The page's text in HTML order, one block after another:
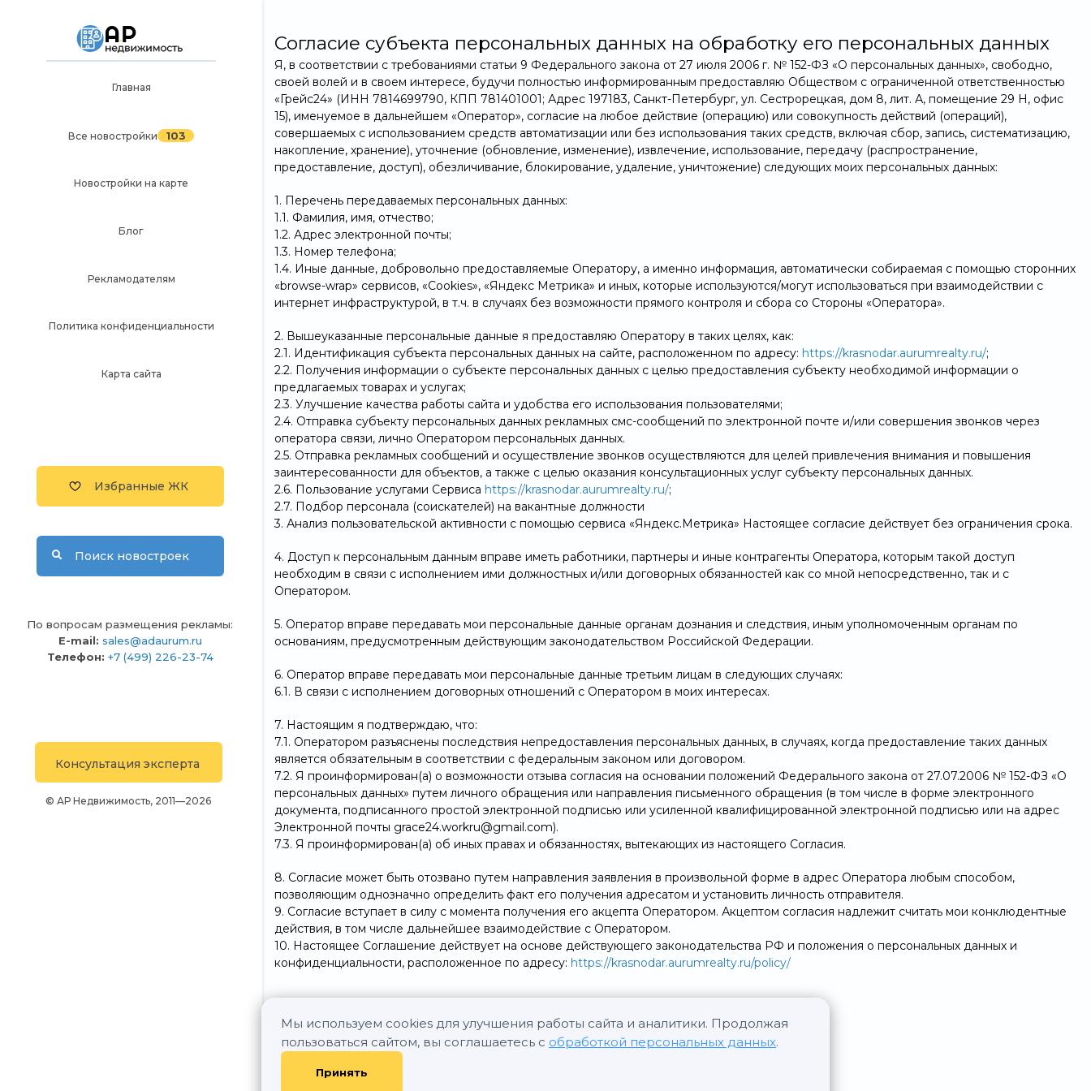
Мы используем cookies для улучшения работы сайта и аналитики. Продолжая
пользоваться сайтом, вы соглашаетесь с обработкой персональных данных.
Принять
Главная
Все новостройки 103
Новостройки на карте
Блог
Рекламодателям
Политика конфиденциальности
Карта сайта
Избранные ЖК
Поиск новостроек
По вопросам размещения рекламы:
E-mail: sales@adaurum.ru
Телефон: +7 (499) 226-23-74
Консультация эксперта
© АР Недвижимость, 2011—2026
Все новостройки 103
Свернуть
Согласие субъекта персональных данных на обработку его персональных данных
Я, в соответствии с требованиями статьи 9 Федерального закона от 27 июля 2006 г. № 152-ФЗ «О персональных данных», свободно,
своей волей и в своем интересе, будучи полностью информированным предоставляю Обществом с ограниченной ответственностью
«Грейс24» (ИНН 7814699790, КПП 781401001; Адрес 197183, Санкт-Петербург, ул. Сестрорецкая, дом 8, лит. А, помещение 29 Н, офис
15), именуемое в дальнейшем «Оператор», согласие на любое действие (операцию) или совокупность действий (операций),
совершаемых с использованием средств автоматизации или без использования таких средств, включая сбор, запись, систематизацию,
накопление, хранение), уточнение (обновление, изменение), извлечение, использование, передачу (распространение,
предоставление, доступ), обезличивание, блокирование, удаление, уничтожение) следующих моих персональных данных:
1. Перечень передаваемых персональных данных:
1.1. Фамилия, имя, отчество;
1.2. Адрес электронной почты;
1.3. Номер телефона;
1.4. Иные данные, добровольно предоставляемые Оператору, а именно информация, автоматически собираемая с помощью сторонних
«browse-wrap» сервисов, «Cookies», «Яндекс Метрика» и иных, которые используются/могут использоваться при взаимодействии с
интернет инфраструктурой, в т.ч. в случаях без возможности прямого контроля и сбора со Стороны «Оператора».
2. Вышеуказанные персональные данные я предоставляю Оператору в таких целях, как:
2.1. Идентификация субъекта персональных данных на сайте, расположенном по адресу: https://krasnodar.aurumrealty.ru/;
2.2. Получения информации о субъекте персональных данных с целью предоставления субъекту необходимой информации о
предлагаемых товарах и услугах;
2.3. Улучшение качества работы сайта и удобства его использования пользователями;
2.4. Отправка субъекту персональных данных рекламных смс-сообщений по электронной почте и/или совершения звонков через
оператора связи, лично Оператором персональных данных.
2.5. Отправка рекламных сообщений и осуществление звонков осуществляются для целей привлечения внимания и повышения
заинтересованности для объектов, а также с целью оказания консультационных услуг субъекту персональных данных.
2.6. Пользование услугами Сервиса https://krasnodar.aurumrealty.ru/;
2.7. Подбор персонала (соискателей) на вакантные должности
3. Анализ пользовательской активности с помощью сервиса «Яндекс.Метрика» Настоящее согласие действует без ограничения срока.
4. Доступ к персональным данным вправе иметь работники, партнеры и иные контрагенты Оператора, которым такой доступ
необходим в связи с исполнением ими должностных и/или договорных обязанностей как со мной непосредственно, так и с
Оператором.
5. Оператор вправе передавать мои персональные данные органам дознания и следствия, иным уполномоченным органам по
основаниям, предусмотренным действующим законодательством Российской Федерации.
6. Оператор вправе передавать мои персональные данные третьим лицам в следующих случаях:
6.1. В связи с исполнением договорных отношений с Оператором в моих интересах.
7. Настоящим я подтверждаю, что:
7.1. Оператором разъяснены последствия непредоставления персональных данных, в случаях, когда предоставление таких данных
является обязательным в соответствии с федеральным законом или договором.
7.2. Я проинформирован(а) о возможности отзыва согласия на основании положений Федерального закона от 27.07.2006 № 152-ФЗ «О
персональных данных» путем личного обращения или направления письменного обращения (в том числе в форме электронного
документа, подписанного простой электронной подписью или усиленной квалифицированной электронной подписью или на адрес
Электронной почты grace24.workru@gmail.com).
7.3. Я проинформирован(а) об иных правах и обязанностях, вытекающих из настоящего Согласия.
8. Согласие может быть отозвано путем направления заявления в произвольной форме в адрес Оператора любым способом,
позволяющим однозначно определить факт его получения адресатом и установить личность отправителя.
9. Согласие вступает в силу с момента получения его акцепта Оператором. Акцептом согласия надлежит считать мои конклюдентные
действия, в том числе дальнейшее взаимодействие с Оператором.
10. Настоящее Соглашение действует на основе действующего законодательства РФ и положения о персональных данных и
конфиденциальности, расположенное по адресу: https://krasnodar.aurumrealty.ru/policy/